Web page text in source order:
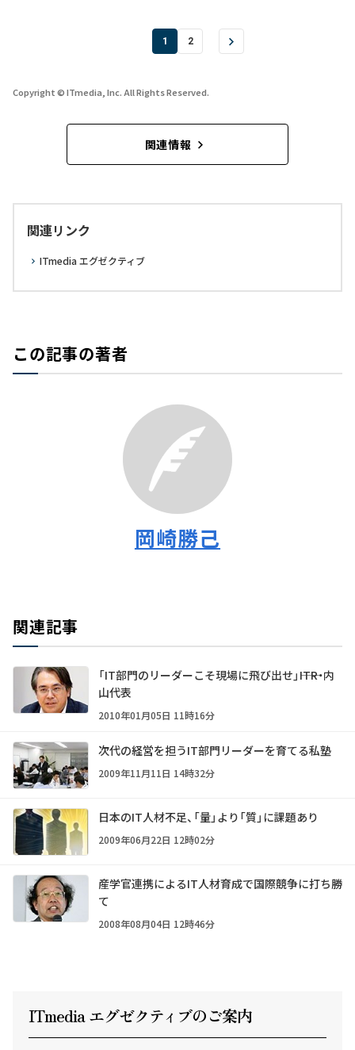
1 2
Copyright © ITmedia, Inc. All Rights Reserved.
関連情報
関連リンク
ITmedia エグゼクティブ
この記事の著者
岡崎勝己
関連記事
「IT部門のリーダーこそ現場に飛び出せ」――ITR・内
山代表
2010年01月05日 11時16分
次代の経営を担うIT部門リーダーを育てる私塾
2009年11月11日 14時32分
日本のIT人材不足、「量」より「質」に課題あり
2009年06月22日 12時02分
産学官連携によるIT人材育成で国際競争に打ち勝
て
2008年08月04日 12時46分
ITmedia エグゼクティ ブのご案内